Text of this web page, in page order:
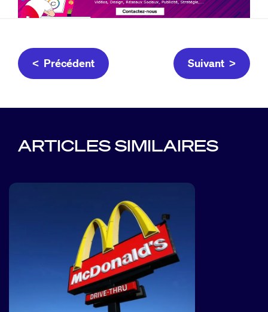
< Précédent Suivant >
ARTICLES SIMILAIRES